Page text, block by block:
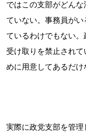
ではこの支部がどん
ていない。事務員が
ているわけでもない
受け取りを禁止され
めに用意してあるだけ
実際に政党支部を管